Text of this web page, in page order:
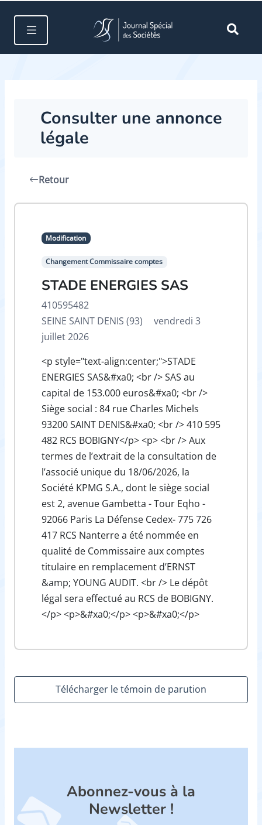
Consulter une annonce
légale
Retour
Modification
Changement Commissaire comptes
STADE ENERGIES SAS
410595482
SEINE SAINT DENIS (93)
vendredi 3
juillet 2026
<p style="text-align:center;">STADE
ENERGIES SAS&#xa0; <br /> SAS au
capital de 153.000 euros&#xa0; <br />
Siège social : 84 rue Charles Michels
93200 SAINT DENIS&#xa0; <br /> 410 595
482 RCS BOBIGNY</p> <p> <br /> Aux
termes de l’extrait de la consultation de
l’associé unique du 18/06/2026, la
Société KPMG S.A., dont le siège social
est 2, avenue Gambetta - Tour Eqho -
92066 Paris La Défense Cedex- 775 726
417 RCS Nanterre a été nommée en
qualité de Commissaire aux comptes
titulaire en remplacement d’ERNST
&amp; YOUNG AUDIT. <br /> Le dépôt
légal sera effectué au RCS de BOBIGNY.
</p> <p>&#xa0;</p> <p>&#xa0;</p>
Télécharger le témoin de parution
Abonnez-vous à la
Newsletter !